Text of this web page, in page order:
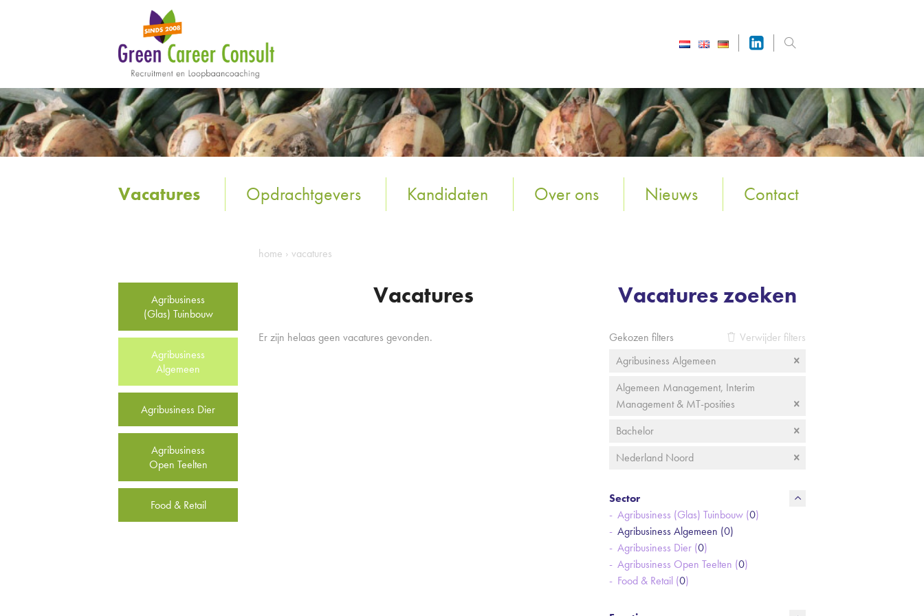
Vacatures Opdrachtgevers Kandidaten Over ons Nieuws Contact
home › vacatures
Vacatures
Er zijn helaas geen vacatures gevonden.
Agribusiness
(Glas) Tuinbouw
Agribusiness
Algemeen
Agribusiness Dier
Agribusiness
Open Teelten
Food & Retail
Vacatures zoeken
Gekozen filters
Verwijder filters
Agribusiness Algemeen
Algemeen Management, Interim
Management & MT-posities
Bachelor
Nederland Noord
Sector
Agribusiness (Glas) Tuinbouw (0)
Agribusiness Algemeen (0)
Agribusiness Dier (0)
Agribusiness Open Teelten (0)
Food & Retail (0)